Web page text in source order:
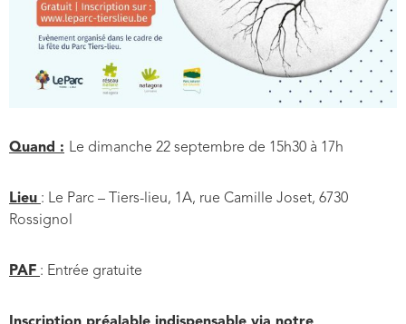
Quand : Le dimanche 22 septembre de 15h30 à 17h
Lieu : Le Parc – Tiers-lieu, 1A, rue Camille Joset, 6730
Rossignol
PAF : Entrée gratuite